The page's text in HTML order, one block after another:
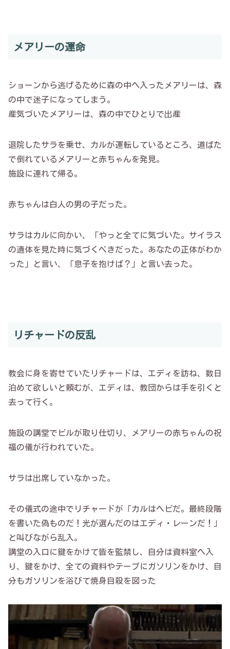
メアリーの運命
ショーンから逃げるために森の中へ入ったメアリーは、森
の中で迷子になってしまう。
産気づいたメアリーは、森の中でひとりで出産
退院したサラを乗せ、カルが運転しているところ、道ばた
で倒れているメアリーと赤ちゃんを発見。
施設に連れて帰る。
赤ちゃんは白人の男の子だった。
サラはカルに向かい、「やっと全てに気づいた。サイラス
の遺体を見た時に気づくべきだった。あなたの正体がわか
った」と言い、「息子を抱けば？」と言い去った。
リチャードの反乱
教会に身を寄せていたリチャードは、エディを訪ね、数日
泊めて欲しいと頼むが、エディは、教団からは手を引くと
去って行く。
施設の講堂でビルが取り仕切り、メアリーの赤ちゃんの祝
福の儀が行われていた。
サラは出席していなかった。
その儀式の途中でリチャードが「カルはヘビだ。最終段階
を書いた偽ものだ！光が選んだのはエディ・レーンだ！」
と叫びながら乱入。
講堂の入口に鍵をかけて皆を監禁し、自分は資料室へ入
り、鍵をかけ、全ての資料やテープにガソリンをかけ、自
分もガソリンを浴びて焼身自殺を図った